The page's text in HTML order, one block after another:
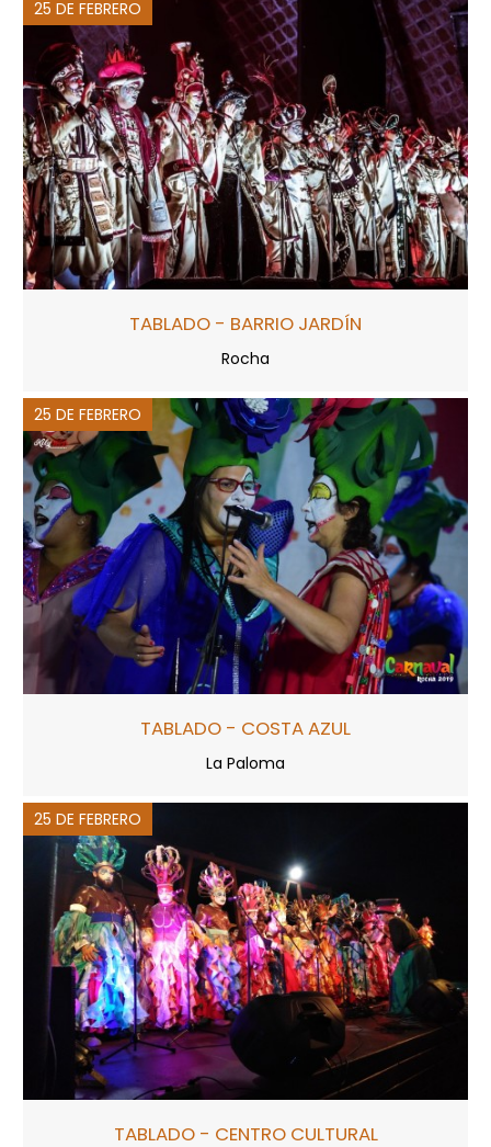
25 DE FEBRERO
TABLADO - BARRIO JARDÍN
Rocha
25 DE FEBRERO
TABLADO - COSTA AZUL
La Paloma
25 DE FEBRERO
TABLADO - CENTRO CULTURAL